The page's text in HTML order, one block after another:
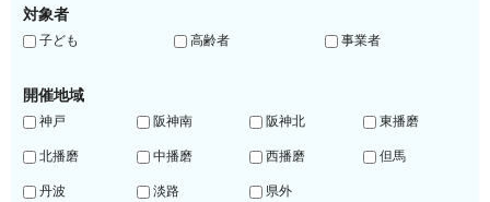
対象者
子ども 高齢者 事業者
開催地域
神戸 阪神南 阪神北 東播磨
北播磨 中播磨 西播磨 但馬
丹波 淡路 県外